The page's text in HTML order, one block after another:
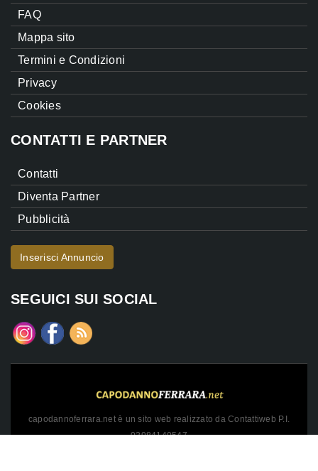
FAQ
Mappa sito
Termini e Condizioni
Privacy
Cookies
CONTATTI E PARTNER
Contatti
Diventa Partner
Pubblicità
Inserisci Annuncio
SEGUICI SUI SOCIAL
capodannoferrara.net è un sito web realizzato da Contattiweb P.I.
02984140547